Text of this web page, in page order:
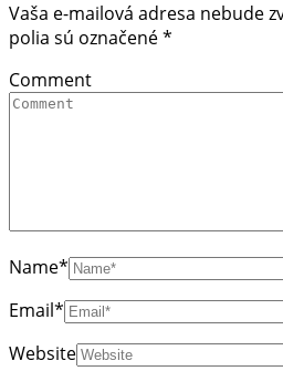
Vaša e-mailová adresa nebude
polia sú označené*
Comment
Name*
Email*
Website